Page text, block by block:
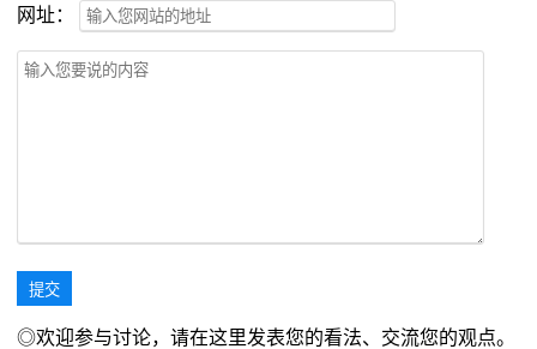
网址：
◎欢迎参与讨论，请在这里发表您的看法、交流您的观点。